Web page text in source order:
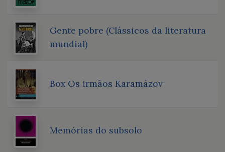
Gente pobre (Clássicos da literatura
mundial)
Box Os irmãos Karamázov
Memórias do subsolo